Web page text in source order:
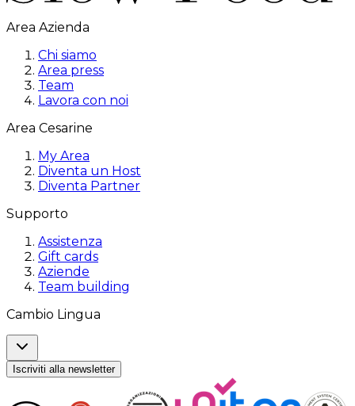
Area Azienda
Chi siamo
Area press
Team
Lavora con noi
Area Cesarine
My Area
Diventa un Host
Diventa Partner
Supporto
Assistenza
Gift cards
Aziende
Team building
Cambio Lingua
Iscriviti alla newsletter